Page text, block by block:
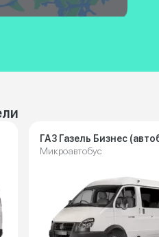
ГАЗ Газель Бизнес
Микроавтобус